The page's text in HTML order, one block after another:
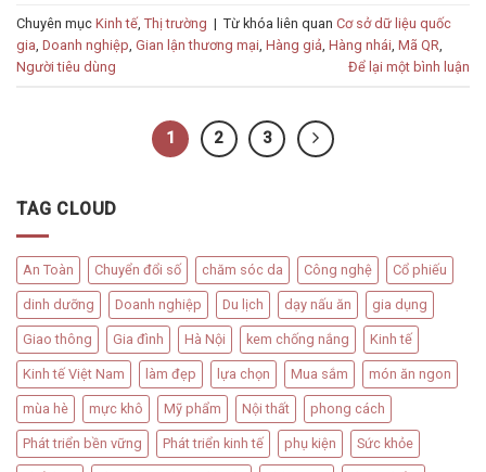
Chuyên mục Kinh tế Thị trường | Từ khóa liên quan Cơ sở dữ liệu quốc
gia Doanh nghiệp Gian lận thương mại Hàng giả Hàng nhái Mã QR
Người tiêu dùng
Để lại một bình luận
1 2 3
TAG CLOUD
An Toàn Chuyển đổi số chăm sóc da Công nghệ Cổ phiếu
dinh dưỡng Doanh nghiệp Du lịch dạy nấu ăn gia dụng
Giao thông Gia đình Hà Nội kem chống nắng Kinh tế
Kinh tế Việt Nam làm đẹp lựa chọn Mua sắm món ăn ngon
mùa hè mực khô Mỹ phẩm Nội thất phong cách
Phát triển bền vững Phát triển kinh tế phụ kiện Sức khỏe